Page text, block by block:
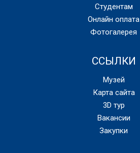
Студентам
Онлайн оплата
Фотогалерея
ССЫЛКИ
Музей
Карта сайта
3D тур
Вакансии
Закупки